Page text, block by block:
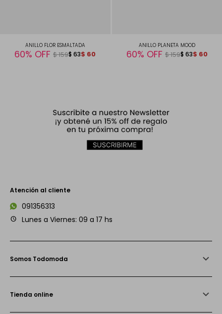
ANILLO FLOR ESMALTADA
60 $ 63
$159 $ 60
ANILLO PLANETA MOOD
60 $ 63
$159 $ 60
Atención al cliente
091356313
Lunes a Viernes: 09 a 17 hs
Tienda online
Somos Todomoda